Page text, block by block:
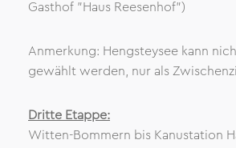
Gasthof "Haus Reesenhof")
Anmerkung: Hengsteysee kann
gewählt werden, nur als
Dritte Etappe:
Witten-Bommern bis Kanustation